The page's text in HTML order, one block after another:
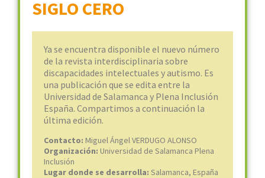
SIGLO CERO
Ya se encuentra disponible el nuevo número
de la revista interdisciplinaria sobre
discapacidades intelectuales y autismo. Es
una publicación que se edita entre la
Universidad de Salamanca y Plena Inclusión
España. Compartimos a continuación la
última edición.
Contacto: Miguel Ángel VERDUGO ALONSO
Organización: Universidad de Salamanca Plena
Inclusión
Lugar donde se desarrolla: Salamanca, España